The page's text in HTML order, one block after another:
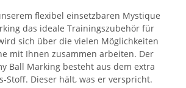
flexibel einsetzbaren Mystique
das ideale Trainingszubehör für
sich über die vielen Möglichkeiten
mit Ihnen zusammen arbeiten. Der
Ball Marking besteht aus dem extra
Stoff. Dieser hält, was er verspricht.